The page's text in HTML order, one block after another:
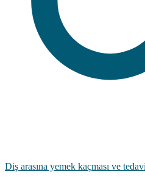
Diş arasına yemek kaçması ve